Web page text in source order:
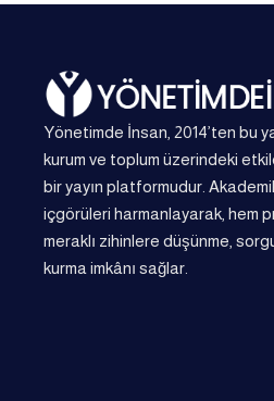
Yönetimde İnsan, 2014’ten bu
kurum ve toplum üzerindeki
bir yayın platformudur.
içgörüleri harmanlayarak, hem
meraklı zihinlere düşünme,
kurma imkânı sağlar.